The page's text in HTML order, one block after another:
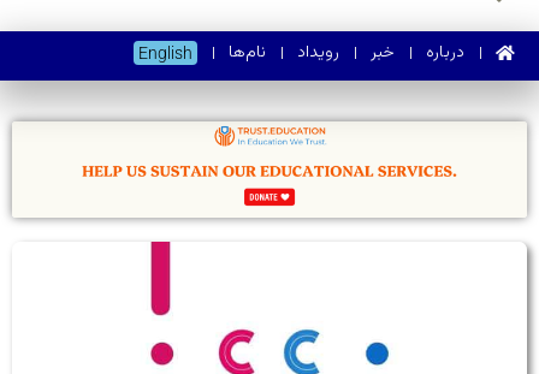
درباره خبر رویداد نام‌ها English